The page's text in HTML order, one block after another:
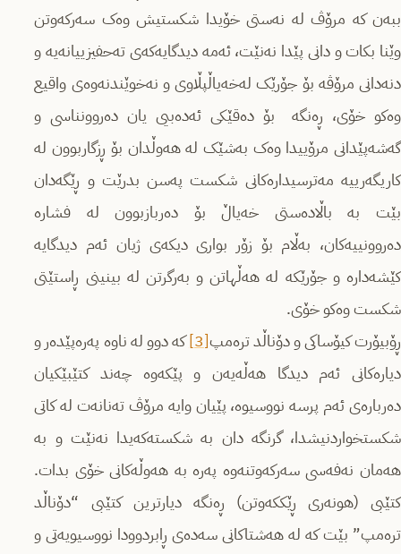
ببەن کە مرۆڤ لە نەستی خۆیدا شکستیش وەک سەرکەوتن
وێنا بکات و دانی پێدا نەنێت، ئەمە دیدگایەکەی تەحفیزییانەیە و
دنەدانی مرۆڤە بۆ جۆرێک لەخەیاڵپڵاوی و نەخوێندنەوەی واقیع
وەکو خۆی، ڕەنگە بۆ دەقێکی ئەدەبیی یان دەروونناسی و
گەشەپێدانی مرۆییدا وەک بەشێک لە هەوڵدان بۆ ڕزگاربوون لە
کاریگەرییە مەترسیدارەکانی شکست پەسن بدرێت و ڕێگەدان
بێت بە باڵادەستی خەیاڵ بۆ دەربازبوون لە فشارە
دەروونییەکان، بەڵام بۆ زۆر بواری دیکەی ژیان ئەم دیدگایە
کێشەدارە و جۆرێکە لە هەڵهاتن و بەرگرتن لە بینینی ڕاستێتی
شکست وەکو خۆی.
ڕۆبیۆرت کیۆساکی و دۆناڵد ترەمپ[3]
کە دوو لە ناوە پەرەپێدەر و
دیارەکانی ئەم دیدگا هەڵەیەن و پێکەوە چەند کتێبێکیان
دەربارەی ئەم پرسە نووسیوە، پێیان وایە مرۆڤ تەنانەت لە کاتی
شکستخواردنیشدا، گرنگە دان بە شکستەکەیدا نەنێت و بە
هەمان نەفەسی سەرکەوتنەوە پەرە بە هەوڵەکانی خۆی بدات.
کتێبی (هونەری ڕێککەوتن) ڕەنگە دیارترین کتێبی “دۆناڵد
ترەمپ” بێت کە لە هەشتاکانی سەدەی ڕابردوودا نووسیویەتی و